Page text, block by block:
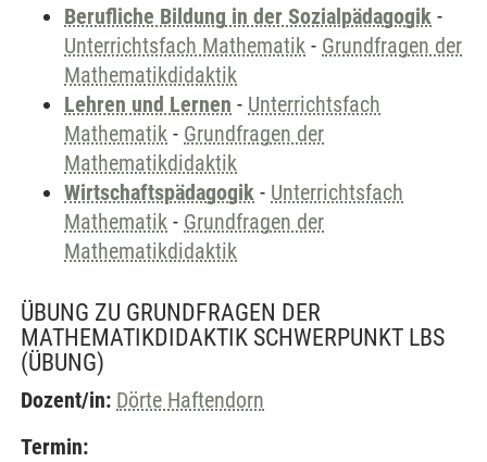
Berufliche Bildung in der Sozialpädagogik -
Unterrichtsfach Mathematik - Grundfragen der
Mathematikdidaktik
Lehren und Lernen - Unterrichtsfach
Mathematik - Grundfragen der
Mathematikdidaktik
Wirtschaftspädagogik - Unterrichtsfach
Mathematik - Grundfragen der
Mathematikdidaktik
ÜBUNG ZU GRUNDFRAGEN DER
MATHEMATIKDIDAKTIK SCHWERPUNKT LBS
(ÜBUNG)
Dozent/in: Dörte Haftendorn
Termin: